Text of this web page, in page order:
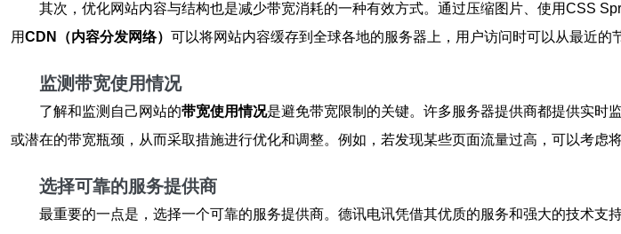
其次，优化网站内容与结构也是减少带宽消耗的一种有效方式。通过压缩图片、使用CSS
用CDN（内容分发网络） 可以将网站内容缓存到全球各地的服务器上，用户访问时可以从最近的
监测带宽使用情况
了解和监测自己网站的带宽使用情况是避免带宽限制的关键。许多服务器提供商都提供实时
或潜在的带宽瓶颈，从而采取措施进行优化和调整。例如，若发现某些页面流量过高，可以考虑
选择可靠的服务提供商
最重要的一点是，选择一个可靠的服务提供商。德讯电讯凭借其优质的服务和强大的技术